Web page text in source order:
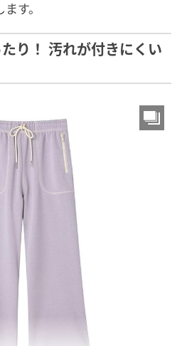
す。
り！ 汚れが付きにくい